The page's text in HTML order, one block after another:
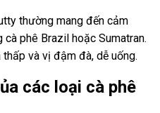
thường mang đến cảm
phê Brazil hoặc Sumatran.
và vị đậm đà, dễ uống.
các loại cà phê